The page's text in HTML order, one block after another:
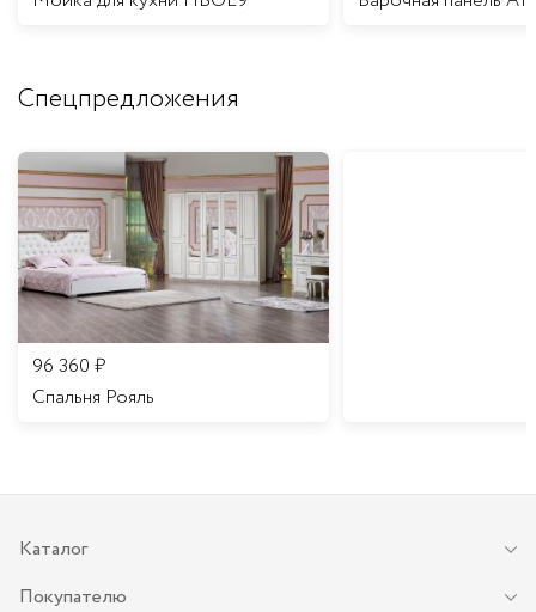
Спецпредложения
96 360 ₽
Спальня Рояль
Каталог
Покупателю